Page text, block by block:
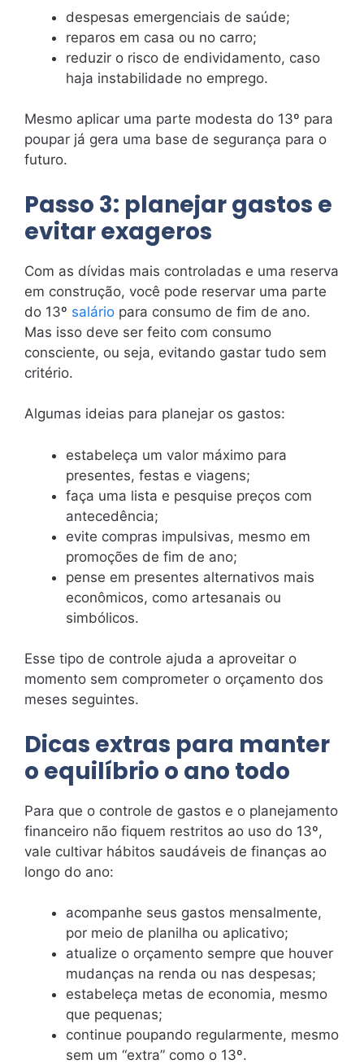
despesas emergenciais de saúde;
reparos em casa ou no carro;
reduzir o risco de endividamento, caso
haja instabilidade no emprego.
Mesmo aplicar uma parte modesta do 13º para
poupar já gera uma base de segurança para o
futuro.
Passo 3: planejar gastos e
evitar exageros
Com as dívidas mais controladas e uma reserva
em construção, você pode reservar uma parte
do 13º salário para consumo de fim de ano.
Mas isso deve ser feito com consumo
consciente, ou seja, evitando gastar tudo sem
critério.
Algumas ideias para planejar os gastos:
estabeleça um valor máximo para
presentes, festas e viagens;
faça uma lista e pesquise preços com
antecedência;
evite compras impulsivas, mesmo em
promoções de fim de ano;
pense em presentes alternativos mais
econômicos, como artesanais ou
simbólicos.
Esse tipo de controle ajuda a aproveitar o
momento sem comprometer o orçamento dos
meses seguintes.
Dicas extras para manter
o equilíbrio o ano todo
Para que o controle de gastos e o planejamento
financeiro não fiquem restritos ao uso do 13º,
vale cultivar hábitos saudáveis de finanças ao
longo do ano:
acompanhe seus gastos mensalmente,
por meio de planilha ou aplicativo;
atualize o orçamento sempre que houver
mudanças na renda ou nas despesas;
estabeleça metas de economia, mesmo
que pequenas;
continue poupando regularmente, mesmo
sem um “extra” como o 13º.